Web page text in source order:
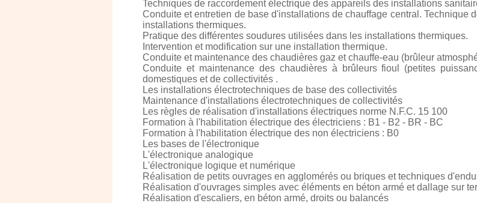
Techniques de raccordement électrique des appareils des installations
Conduite et entretien de base d'installations de chauffage central. Technique
installations thermiques.
Pratique des différentes soudures utilisées dans les installations thermiques.
Intervention et modification sur une installation thermique.
Conduite et maintenance des chaudières gaz et chauffe-eau (brûleur
Conduite et maintenance des chaudières à brûleurs fioul (petites
domestiques et de collectivités .
Les installations électrotechniques de base des collectivités
Maintenance d'installations électrotechniques de collectivités
Les règles de réalisation d'installations électriques norme N.F.C. 15 100
Formation à l'habilitation électrique des électriciens : B1 - B2 - BR - BC
Formation à l'habilitation électrique des non électriciens : B0
Les bases de l'électronique
L'électronique analogique
L'électronique logique et numérique
Réalisation de petits ouvrages en agglomérés ou briques et techniques
Réalisation d'ouvrages simples avec éléments en béton armé et dallage sur
Réalisation d'escaliers, en béton armé, droits ou balancés